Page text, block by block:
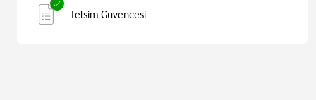
Telsim Güvencesi